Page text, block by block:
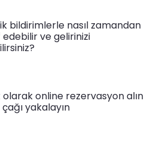
bildirimlerle nasıl zamandan
ve gelirinizi
olarak online rezervasyon alın
yakalayın